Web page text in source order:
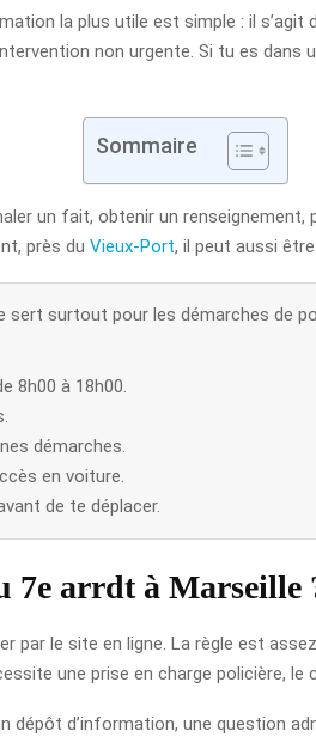
la plus utile est simple : il
non urgente. Si tu es dans
Sommaire
un fait, obtenir un
près du Vieux-Port, il peut aussi
sert surtout pour les démarches de
8h00 à 18h00.
démarches.
en voiture.
de te déplacer.
7e arrdt à Marseille
par le site en ligne. La règle est
une prise en charge policière,
d’information, une question